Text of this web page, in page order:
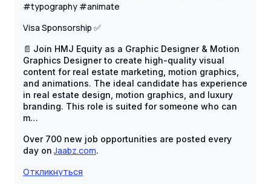
#typography #animate
Visa Sponsorship ✅
📄 Join HMJ Equity as a Graphic Designer & Motion
Graphics Designer to create high-quality visual
content for real estate marketing, motion graphics,
and animations. The ideal candidate has experience
in real estate design, motion graphics, and luxury
branding. This role is suited for someone who can
m…
Over 700 new job opportunities are posted every
day on Jaabz.com.
Откликнуться